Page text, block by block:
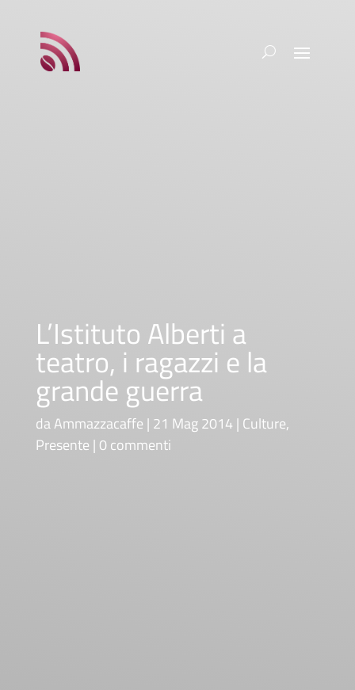
L’Istituto Alberti a
teatro, i ragazzi e la
grande guerra
daAmmazzacaffe 21 Mag 2014 Culture,
Presente 0 commenti